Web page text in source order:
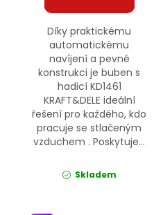
Díky praktickému
automatickému
navíjení a pevné
konstrukci je buben s
hadicí KD1461
KRAFT&DELE ideální
řešení pro každého, kdo
pracuje se stlačeným
vzduchem . Poskytuje...
Skladem